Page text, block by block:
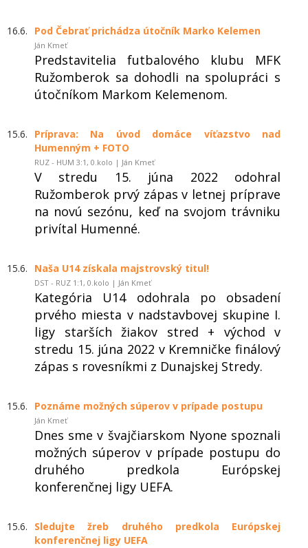
16.6. Pod Čebrať prichádza útočník Marko Kelemen
Ján Kmeť
Predstavitelia futbalového klubu MFK
Ružomberok sa dohodli na spolupráci s
útočníkom Markom Kelemenom.
15.6.
Príprava: Na úvod domáce víťazstvo nad
Humenným + FOTO
RUZ - HUM 3:1, 0.kolo | Ján Kmeť
V stredu 15. júna 2022 odohral
Ružomberok prvý zápas v letnej príprave
na novú sezónu, keď na svojom trávniku
privítal Humenné.
15.6. Naša U14 získala majstrovský titul!
DST - RUZ 1:1, 0.kolo | Ján Kmeť
Kategória U14 odohrala po obsadení
prvého miesta v nadstavbovej skupine I.
ligy starších žiakov stred + východ v
stredu 15. júna 2022 v Kremničke finálový
zápas s rovesníkmi z Dunajskej Stredy.
15.6. Poznáme možných súperov v prípade postupu
Ján Kmeť
Dnes sme v švajčiarskom Nyone spoznali
možných súperov v prípade postupu do
druhého predkola Európskej
konferenčnej ligy UEFA.
15.6.
Sledujte žreb druhého predkola Európskej
konferenčnej ligy UEFA